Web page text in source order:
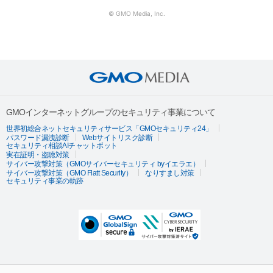
© GMO Media, Inc.
GMOインターネットグループのセキュリティ事業について
世界初総合ネットセキュリティサービス「GMOセキュリティ24」
パスワード漏洩診断
Webサイトリスク診断
セキュリティ相談AIチャットボット
実在証明・盗聴対策
サイバー攻撃対策（GMOサイバーセキュリティ byイエラエ）
サイバー攻撃対策（GMO Flatt Security）
なりすまし対策
セキュリティ事業の軌跡